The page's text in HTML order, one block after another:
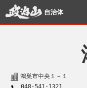
自治体
鴻巣市中央１－１
048-541-1321